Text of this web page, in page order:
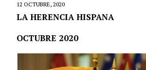
12 OCTUBRE, 2020
LA HERENCIA HISPANA
OCTUBRE 2020